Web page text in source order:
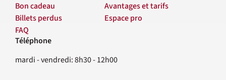
Bon cadeau
Billets perdus
FAQ
Avantages et tarifs
Espace pro
Contact
Téléphone
mardi - vendredi: 8h30 - 12h00